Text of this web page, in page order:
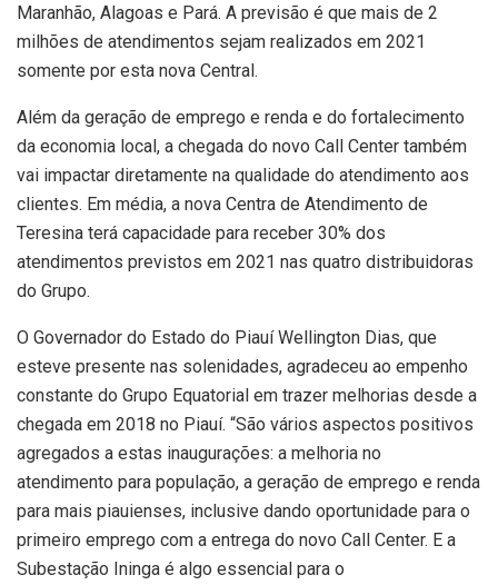
Maranhão, Alagoas e Pará. A previsão é que mais de 2
milhões de atendimentos sejam realizados em 2021
somente por esta nova Central.
Além da geração de emprego e renda e do fortalecimento
da economia local, a chegada do novo Call Center também
vai impactar diretamente na qualidade do atendimento aos
clientes. Em média, a nova Centra de Atendimento de
Teresina terá capacidade para receber 30% dos
atendimentos previstos em 2021 nas quatro distribuidoras
do Grupo.
O Governador do Estado do Piauí Wellington Dias, que
esteve presente nas solenidades, agradeceu ao empenho
constante do Grupo Equatorial em trazer melhorias desde a
chegada em 2018 no Piauí. “São vários aspectos positivos
agregados a estas inaugurações: a melhoria no
atendimento para população, a geração de emprego e renda
para mais piauienses, inclusive dando oportunidade para o
primeiro emprego com a entrega do novo Call Center. E a
Subestação Ininga é algo essencial para o